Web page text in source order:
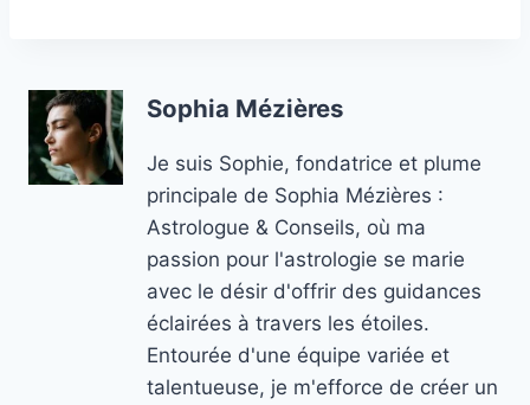
Sophia Mézières
Je suis Sophie, fondatrice et plume
principale de Sophia Mézières :
Astrologue & Conseils, où ma
passion pour l'astrologie se marie
avec le désir d'offrir des guidances
éclairées à travers les étoiles.
Entourée d'une équipe variée et
talentueuse, je m'efforce de créer un